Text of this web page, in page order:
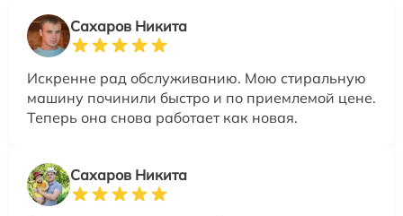
Сахаров Никита
Искренне рад обслуживанию. Мою стиральную
машину починили быстро и по приемлемой цене.
Теперь она снова работает как новая.
Сахаров Никита